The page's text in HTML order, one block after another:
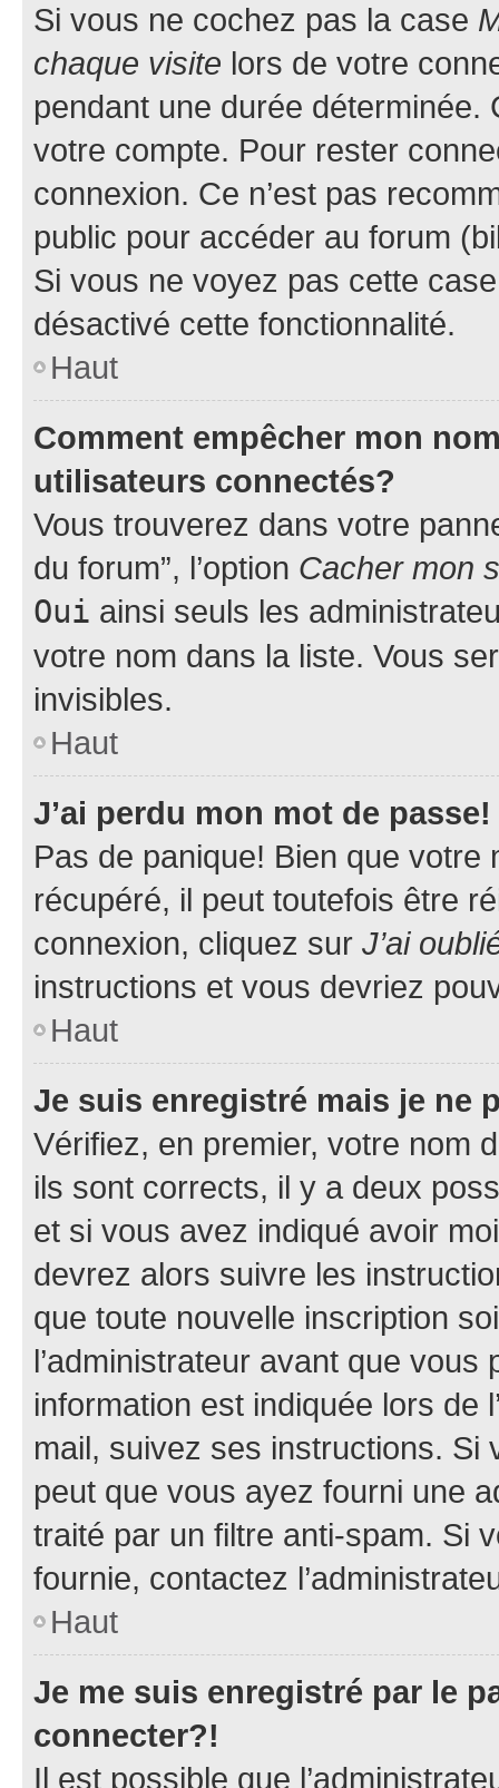
Si vous ne cochez pas la case
chaque visite lors de votre
pendant une durée déterminée.
votre compte. Pour rester
connexion. Ce n’est pas
public pour accéder au forum
Si vous ne voyez pas cette
désactivé cette fonctionnalité.
Haut
Comment empêcher mon
utilisateurs connectés?
Vous trouverez dans votre
du forum”, l’option Cacher mon
Oui ainsi seuls les
votre nom dans la liste. Vous
invisibles.
Haut
J’ai perdu mon mot de passe!
Pas de panique! Bien que
récupéré, il peut toutefois être
connexion, cliquez sur J’ai
instructions et vous devriez
Haut
Je suis enregistré mais je ne
Vérifiez, en premier, votre nom
ils sont corrects, il y a deux
et si vous avez indiqué avoir
devrez alors suivre les
que toute nouvelle inscription
l’administrateur avant que
information est indiquée lors de
mail, suivez ses instructions. Si
peut que vous ayez fourni une
traité par un filtre anti-spam. Si
fournie, contactez
Haut
Je me suis enregistré par le
connecter?!
Il est possible que